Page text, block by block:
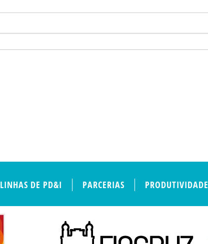
LINHAS DE PD&I PARCERIAS PRODUTIVIDADE